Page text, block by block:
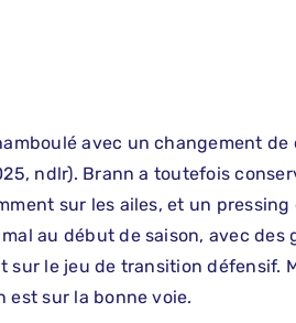
avec un changement de
ndlr). Brann a toutefois
sur les ailes, et un
mal au début de saison, avec
sur le jeu de transition défensif.
est sur la bonne voie.